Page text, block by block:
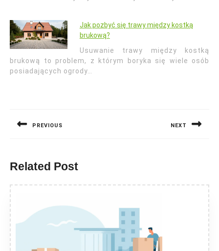
Jak pozbyć się trawy między kostką
brukową?
Usuwanie trawy między kostką
brukową to problem, z którym boryka się wiele osób
posiadających ogrody…
PREVIOUS NEXT
Related Post